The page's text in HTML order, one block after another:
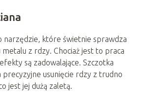
narzędzie, które świetnie sprawdza
metalu z rdzy. Chociaż jest to praca
są zadowalające. Szczotka
precyzyjne usunięcie rdzy z trudno
jest jej dużą zaletą.